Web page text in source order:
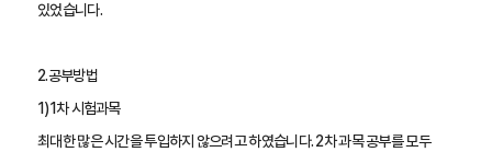
있었습니다.
2.공부방법
1)1차 시험과목
최대한 많은 시간을 투입하지 않으려고 하였습니다. 2차 과목 공부를 모두